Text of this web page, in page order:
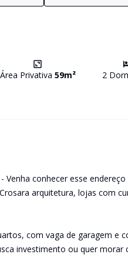
Área Privativa 59m² 2
Venha conhecer esse
arquitetura, lojas com
com vaga de garagem e
investimento ou quer morar